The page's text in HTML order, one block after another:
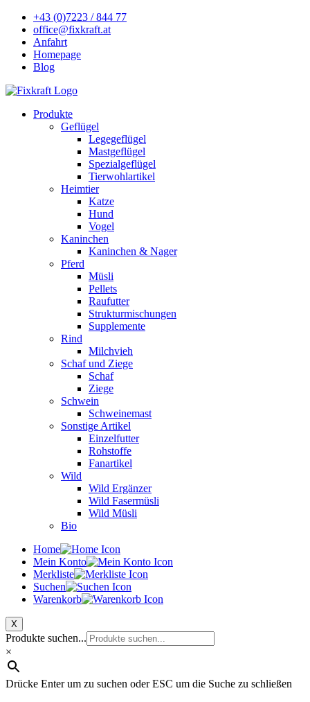
+43 (0)7223 / 844 77
office@fixkraft.at
Anfahrt
Homepage
Blog
Produkte
Geflügel
Legegeflügel
Mastgeflügel
Spezialgeflügel
Tierwohlartikel
Heimtier
Katze
Hund
Vogel
Kaninchen
Kaninchen & Nager
Pferd
Müsli
Pellets
Raufutter
Strukturmischungen
Supplemente
Rind
Milchvieh
Schaf und Ziege
Schaf
Ziege
Schwein
Schweinemast
Sonstige Artikel
Einzelfutter
Rohstoffe
Fanartikel
Wild
Wild Ergänzer
Wild Fasermüsli
Wild Müsli
Bio
Home
Mein Konto
Merkliste
Suchen
Warenkorb
X
Produkte suchen...
×
Drücke Enter um zu suchen oder ESC um die Suche zu schließen